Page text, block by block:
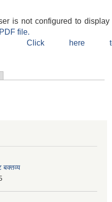
is not configured to
file.
Click here
बक्तव्य